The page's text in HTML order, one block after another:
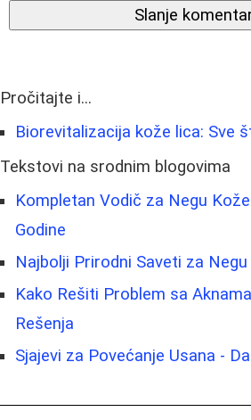
Slanje
Pročitajte i...
Biorevitalizacija kože lica: Sve
Tekstovi na srodnim blogovima
Kompletan Vodič za Negu
Godine
Najbolji Prirodni Saveti za
Kako Rešiti Problem sa
Rešenja
Sjajevi za Povećanje Usana -